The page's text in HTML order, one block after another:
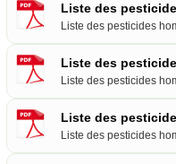
Liste des
Liste des pesticides
Liste des
Liste des pesticides
Liste des
Liste des pesticides